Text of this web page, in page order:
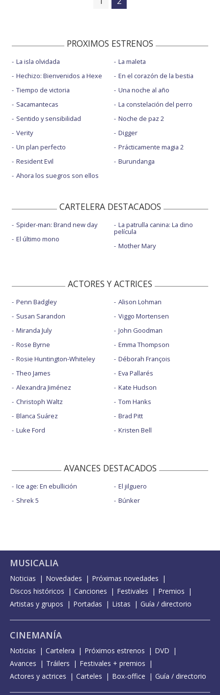
PROXIMOS ESTRENOS
La isla olvidada
Hechizo: Bienvenidos a Hexe
Tiempo de victoria
Sacamantecas
Sentido y sensibilidad
Verity
Un plan perfecto
Resident Evil
Ahora los suegros son ellos
La maleta
En el corazón de la bestia
Una noche al año
La constelación del perro
Noche de paz 2
Digger
Prácticamente magia 2
Burundanga
CARTELERA DESTACADOS
Spider-man: Brand new day
El último mono
La patrulla canina: La dino
película
Mother Mary
ACTORES Y ACTRICES
Penn Badgley
Susan Sarandon
Miranda July
Rose Byrne
Rosie Huntington-Whiteley
Theo James
Alexandra Jiménez
Christoph Waltz
Blanca Suárez
Luke Ford
Alison Lohman
Viggo Mortensen
John Goodman
Emma Thompson
Déborah François
Eva Pallarés
Kate Hudson
Tom Hanks
Brad Pitt
Kristen Bell
AVANCES DESTACADOS
Ice age: En ebullición
Shrek 5
El jilguero
Búnker
MUSICALIA
Noticias Novedades
Próximas novedades
Discos históricos
Canciones Festivales
Premios
Artistas y grupos
Portadas Listas Guía / directorio
CINEMANÍA
Noticias Cartelera Próximos estrenos
DVD
Avances
Tráilers
Festivales + premios
Actores y actrices
Carteles Box-office Guía / directorio